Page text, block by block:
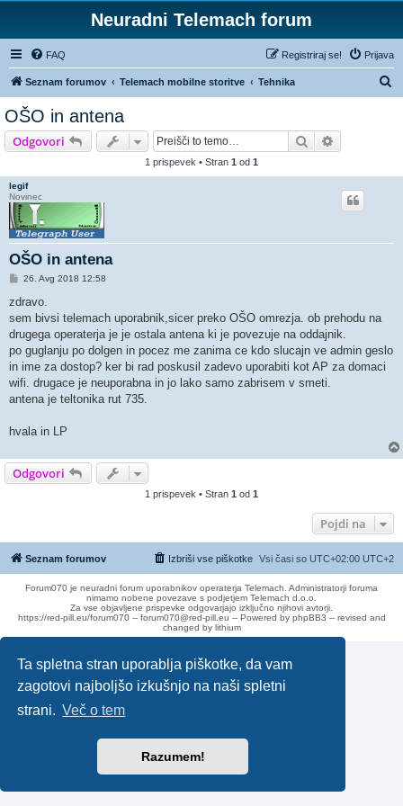
Ta spletna stran uporablja piškotke, da vam
zagotovi najboljšo izkušnjo na naši spletni
strani. Več o tem
Razumem!
Neuradni Telemach forum
FAQ Prijava
Registriraj se!
Seznam forumov Telemach mobilne storitve Tehnika
OŠO in antena
Odgovori Iskanje
1 prispevek • Stran 1 od 1
legif
Novinec
OŠO in antena
O
g
v
o
26. Avg 2018 12:58
zdravo.
sem bivsi telemach uporabnik,sicer preko OŠO omrezja. ob prehodu na
drugega operaterja je je ostala antena ki je povezuje na oddajnik.
po guglanju po dolgen in pocez me zanima ce kdo slucajn ve admin geslo
in ime za dostop? ker bi rad poskusil zadevo uporabiti kot AP za domaci
wifi. drugace je neuporabna in jo lako samo zabrisem v smeti.
antena je teltonika rut 735.
hvala in LP
Odgovori
1 prispevek • Stran 1 od 1
Pojdi na
Seznam forumov Vsi časi so UTC+02:00 UTC+2
Izbriši vse piškotke
Forum070 je neuradni forum uporabnikov operaterja Telemach. Administratorji foruma
nimamo nobene povezave s podjetjem Telemach d.o.o.
Za vse objavljene prispevke odgovarjajo izključno njihovi avtorji.
https://red-pill.eu/forum070 -- forum070@red-pill.eu -- Powered by phpBB3 -- revised and
changed by lithium